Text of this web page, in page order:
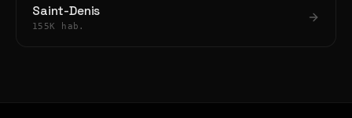
Saint-Denis
155K hab.